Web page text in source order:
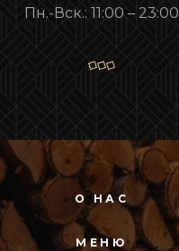
Пн.-Вск.: 11:00 – 23:00
О НАС
МЕНЮ